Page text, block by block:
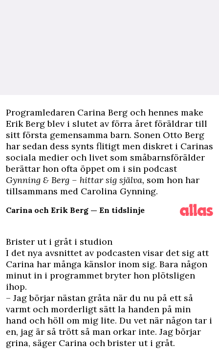
Programledaren Carina Berg och hennes make
Erik Berg blev i slutet av förra året föräldrar till
sitt första gemensamma barn. Sonen Otto Berg
har sedan dess synts flitigt men diskret i Carinas
sociala medier och livet som småbarnsförälder
berättar hon ofta öppet om i sin podcast
Gynning & Berg – hittar sig själva, som hon har
tillsammans med Carolina Gynning.
Carina och Erik Berg — En tidslinje
Brister ut i gråt i studion
I det nya avsnittet av podcasten visar det sig att
Carina har många känslor inom sig. Bara någon
minut in i programmet bryter hon plötsligen
ihop.
– Jag börjar nästan gråta när du nu på ett så
varmt och morderligt sätt la handen på min
hand och höll om mig lite. Du vet när någon tar i
en, jag är så trött så man orkar inte. Jag börjar
grina, säger Carina och brister ut i gråt.